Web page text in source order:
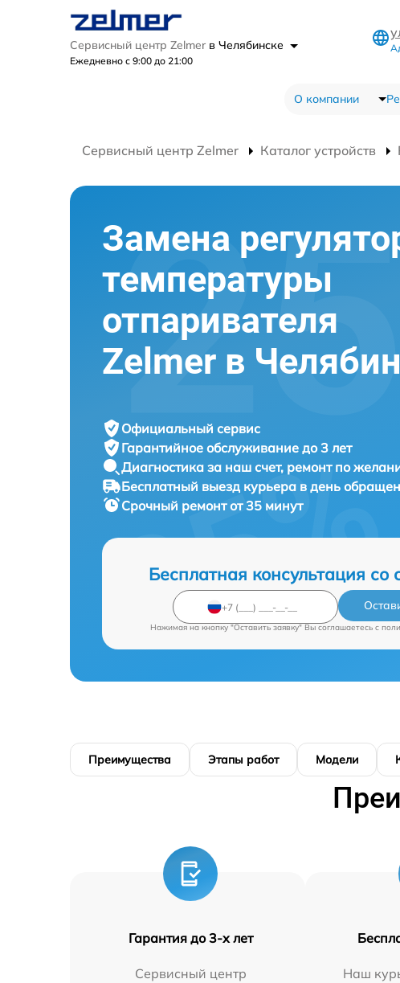
Сервисный центр Zelmer в Челябинске
Ежедневно с 9:00 до 21:00
О компании
Сервисный центр Zelmer Каталог устройств
Замена
температуры
отпаривателя
Zelmer в
Официальный сервис
Гарантийное обслуживание до 3 лет
Диагностика за наш счет, ремонт по
Бесплатный выезд курьера в день
Срочный ремонтот 35 минут
Бесплатная консультация со
Нажимая на кнопку "Оставить заявку" Вы соглашаетесь c
Преимущества Этапы работ Модели
Гарантия до 3-х лет
Сервисный центр
Наш